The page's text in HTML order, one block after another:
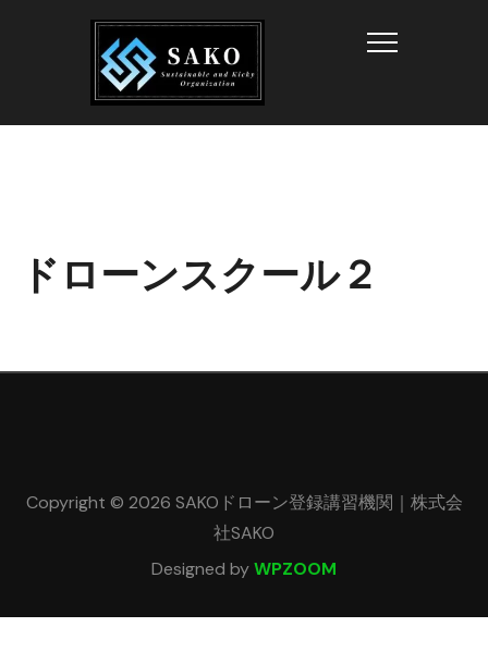
Info
ドローンスクール２
Copyright © 2026 SAKOドローン登録講習機関｜株式会
社SAKO
Designed byWPZOOM